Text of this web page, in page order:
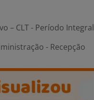
– CLT - Período Integral
- Recepção